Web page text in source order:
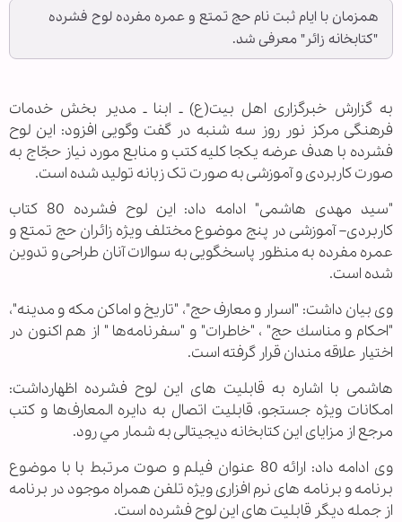
همزمان با ایام ثبت نام حج تمتع و عمره مفرده لوح فشرده
"کتابخانه زائر" معرفی شد.
به گزارش خبرگزاری اهل بیت‏(ع) ـ ابنا ـ مدیر بخش خدمات
فرهنگی مرکز نور روز سه شنبه در گفت وگویی افزود: این لوح
فشرده با هدف عرضه یکجا کلیه کتب و منابع مورد نیاز حجّاج به
صورت کاربردی و آموزشی به صورت تک زبانه تولید شده است.
"سید مهدی هاشمی" ادامه داد: این لوح فشرده 80 كتاب
كاربردی– آموزشی در پنج موضوع مختلف ویژه زائران حج تمتع و
عمره مفرده به منظور پاسخگویی به سوالات آنان طراحی و تدوین
شده است.
وی بیان داشت: "اسرار و معارف حج"، "تاريخ و اماكن مكه و مدينه"،
"احكام و مناسك حج" ، "خاطرات" و "سفرنامه‌ها " از هم اکنون در
اختيار علاقه مندان قرار گرفته است.
هاشمی با اشاره به قابلیت های این لوح فشرده اظهارداشت:
امكانات ويژه جستجو، قابليت اتصال به دايره المعارف‌ها و كتب
مرجع از مزايای اين كتابخانه ديجيتالی به شمار مي رود.
وی ادامه داد: ارائه 80 عنوان فیلم و صوت مرتبط با با موضوع
برنامه و برنامه های نرم افزاری ویژه تلفن همراه موجود در برنامه
از جمله دیگر قابلیت های این لوح فشرده است.